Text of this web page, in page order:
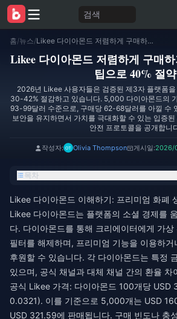
검색
홈/뉴스/ Likee 다이아몬드 저렴하게 구매하기: 2026년 검증된 팁으로 40% 절약
Likee 다이아몬드 저렴하게 구매
팁으로 40% 절약
2026년 Likee 사용자들은 검증된 제3자 플랫폼
30-42% 절감하고 있습니다. 5,000 다이아몬드의
93-99달러 수준으로, 구매당 62-68달러를 아낄 수
보안을 유지하면서 가치를 극대화할 수 있는 입증
안전 프로토콜을 공개합니
작성자: Olivia Thompson 게시일:2026/
목차
Likee 다이아몬드 이해하기: 프리미엄 화폐
Likee 다이아몬드는 플랫폼의 소셜 경제를
다. 다이아몬드를 통해 크리에이터에게 가상
필터를 해제하며, 프리미엄 기능을 이용하
후원할 수 있습니다. 각 다이아몬드는 특정
있으며, 공식 채널과 대체 채널 간의 환율 차
공식 Likee 가격: 다이아몬드 100개당 USD
0.0321). 이를 기준으로 5,000개는 USD
USD 321.59에 판매됩니다. 구매 빈도나 충